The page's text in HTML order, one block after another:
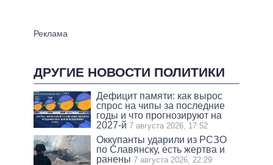
ДРУГИЕ НОВОСТИ ПОЛИТИКИ
Дефицит памяти: как вырос
спрос на чипы за последние
годы и что прогнозируют на
2027-й 7 августа 2026, 17:52
Оккупанты ударили из РСЗО
по Славянску, есть жертва и
ранены 7 августа 2026, 22:29